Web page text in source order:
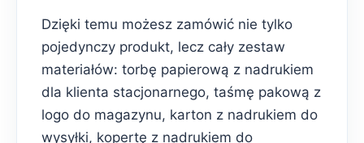
Dzięki temu możesz zamówić nie tylko
pojedynczy produkt, lecz cały zestaw
materiałów: torbę papierową z nadrukiem
dla klienta stacjonarnego, taśmę pakową z
logo do magazynu, karton z nadrukiem do
wysyłki, kopertę z nadrukiem do